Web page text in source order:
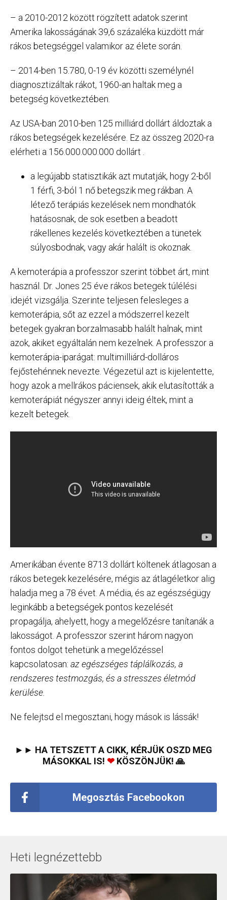
– a 2010-2012 között rögzített adatok szerint
Amerika lakosságának 39,6 százaléka küzdött már
rákos betegséggel valamikor az élete során.
– 2014-ben 15.780, 0-19 év közötti személynél
diagnosztizáltak rákot, 1960-an haltak meg a
betegség következtében.
Az USA-ban 2010-ben 125 milliárd dollárt áldoztak a
rákos betegségek kezelésére. Ez az összeg 2020-ra
elérheti a 156.000.000.000 dollárt .
a legújabb statisztikák azt mutatják, hogy 2-ből
1 férfi, 3-ból 1 nő betegszik meg rákban. A
létező terápiás kezelések nem mondhatók
hatásosnak, de sok esetben a beadott
rákellenes kezelés következtében a tünetek
súlyosbodnak, vagy akár halált is okoznak.
A kemoterápia a professzor szerint többet árt, mint
használ. Dr. Jones 25 éve rákos betegek túlélési
idejét vizsgálja. Szerinte teljesen felesleges a
kemoterápia, sőt az ezzel a módszerrel kezelt
betegek gyakran borzalmasabb halált halnak, mint
azok, akiket egyáltalán nem kezelnek. A professzor a
kemoterápia-iparágat: multimilliárd-dolláros
fejőstehénnek nevezte. Végezetül azt is kijelentette,
hogy azok a mellrákos páciensek, akik elutasították a
kemoterápiát négyszer annyi ideig éltek, mint a
kezelt betegek.
Amerikában évente 8713 dollárt költenek átlagosan a
rákos betegek kezelésére, mégis az átlagéletkor alig
haladja meg a 78 évet. A média, és az egészségügy
leginkább a betegségek pontos kezelését
propagálja, ahelyett, hogy a megelőzésre tanítanák a
lakosságot. A professzor szerint három nagyon
fontos dolgot tehetünk a megelőzéssel
kapcsolatosan: az egészséges táplálkozás, a
rendszeres testmozgás, és a stresszes életmód
kerülése.
Ne felejtsd el megosztani, hogy mások is lássák!
►► HA TETSZETT A CIKK, KÉRJÜK OSZD MEG
MÁSOKKAL IS! ❤KÖSZÖNJÜK! 🙏
Megosztás Facebookon
Heti legnézettebb